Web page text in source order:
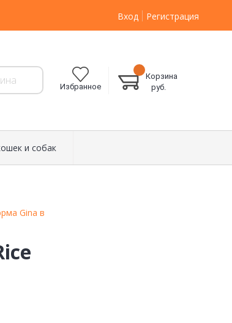
Вход Регистрация
Избранное
Корзина
руб.
и собак
Gina в